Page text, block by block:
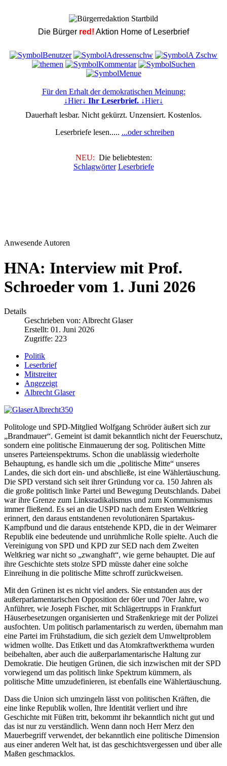
Die Bürger red! Aktion Home of Leserbrief
Für den Erhalt der demokratischen Meinung:
↓Hier↓ Ihr Leserbrief. ↓Hier↓
Dauerhaft lesbar. Nicht gekürzt. Unzensiert. Kostenlos.
Leserbriefe lesen..... ...oder schreiben
NEU: Die beliebtesten:
Schlagwörter Leserbriefe
Anwesende Autoren
HNA: Interview mit Prof.
Schroeder vom 1. Juni 2026
Details
Geschrieben von: Albrecht Glaser
Erstellt: 01. Juni 2026
Zugriffe: 223
Politik
Leserbrief
Mitstreiter
Angezeigt
Albrecht Glaser
Politologe und SPD-Mitglied Wolfgang Schröder äußert sich zur
„Brandmauer“. Gemeint ist damit bekanntlich nicht der Feuerschutz,
sondern eine politische Einmauerung der sog. Politischen Mitte
unseres Parteienspektrums. Schon die unablässig wiederholte
Behauptung, es handle sich um die „politische Mitte“ unseres
Landes, die sich dort ein- und abschließe, ist eine Wählertäuschung.
Die SPD verstand sich seit ihrer Gründung vor ca. 150 Jahren als
die große politisch linke Partei und Bewegung Deutschlands. Dabei
war ihre Grenze zum Linksradikalismus und zum Kommunismus
immer fließend. Es sei an die USPD nach dem Ersten Weltkrieg
erinnert, den daraus entstandenen revolutionären Spartakus-
Kampfbund und die daraus entstehende KPD, die in der Weimarer
Republik eine bedeutende und unrühmliche Rolle spielte. Auch die
Vereinigung von SPD und KPD zur SED nach dem Zweiten
Weltkrieg war nicht so „zwanghaft“, wie gerne behauptet. Die auf
ihre Geschichte stets stolze SPD müsste daher eine solche
Einreihung in die politische Mitte schroff zurückweisen.
Mit den Grünen ist es nicht viel anders. Sie entstanden aus der
außerparlamentarischen Opposition der 60er und 70er Jahre, wo
Anführer, wie Joseph Fischer, mit Schlägertrupps in Frankfurt
Häuserbesetzungen organisierten und Straßenkriege mit der Polizei
ausfochten. Um politisch parlamentarisch zu werden, übernahm man
eine Partei im Frühstadium, die sich gezielt dem Umweltproblem
widmen wollte. Das Etikett und das Atomkraftwerkthema wurden
beibehalten, aber auch die außerparlamentarische Haltung zur
Demokratie. Die heutigen Grünen, die sich inzwischen mit der SPD
vorwiegend um das politisch linke Spektrum kümmern, als
politische Mitte umzudefinieren, ist ebenfalls eine Wählertäuschung.
Dass die Union sich umzingeln lässt von politischen Kräften, die
eine linke Republik wollen, Ihre Identität verliert und ihre
Geschichte mit Füßen tritt, bekommt ihr bekanntlich nicht gut und
das ist nur zu verständlich. Wenn dann noch Herr Merz den
Mauerbegriff verwendet, der bekanntlich eine politische Dimension
aus einer anderen Welt hat, ist das geschichtsvergessen und über alle
Maßen geschmacklos.